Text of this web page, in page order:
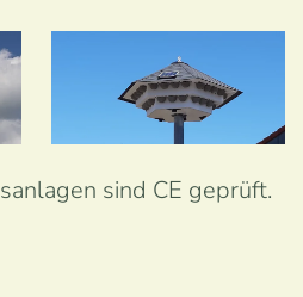
sind CE geprüft.